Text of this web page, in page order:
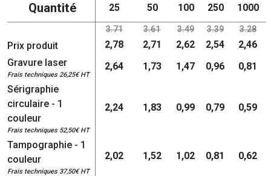
Quantité 25 50 100 250 1000
3.71 3.61 3.49 3.39 3.28
Prix produit 2,78 2,71 2,62 2,54
2,46
Gravure laser
Frais techniques 26,25€ HT
2,64 1,73 1,47 0,96
0,81
Sérigraphie
circulaire - 1
couleur
Frais techniques 52,50€ HT
2,24 1,83 0,99 0,79 0,59
Tampographie - 1
couleur
Frais techniques 37,50€ HT
2,02 1,52 1,02 0,81 0,62